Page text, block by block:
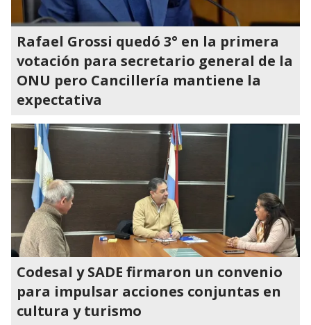
Rafael Grossi quedó 3° en la primera
votación para secretario general de la
ONU pero Cancillería mantiene la
expectativa
Codesal y SADE firmaron un convenio
para impulsar acciones conjuntas en
cultura y turismo